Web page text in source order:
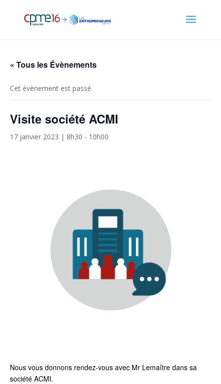
« Tous les Évènements
Cet évènement est passé.
Visite société ACMI
17 janvier 2023 | 8h30 - 10h00
Nous vous donnons rendez-vous avec Mr Lemaître dans sa
société ACMI.